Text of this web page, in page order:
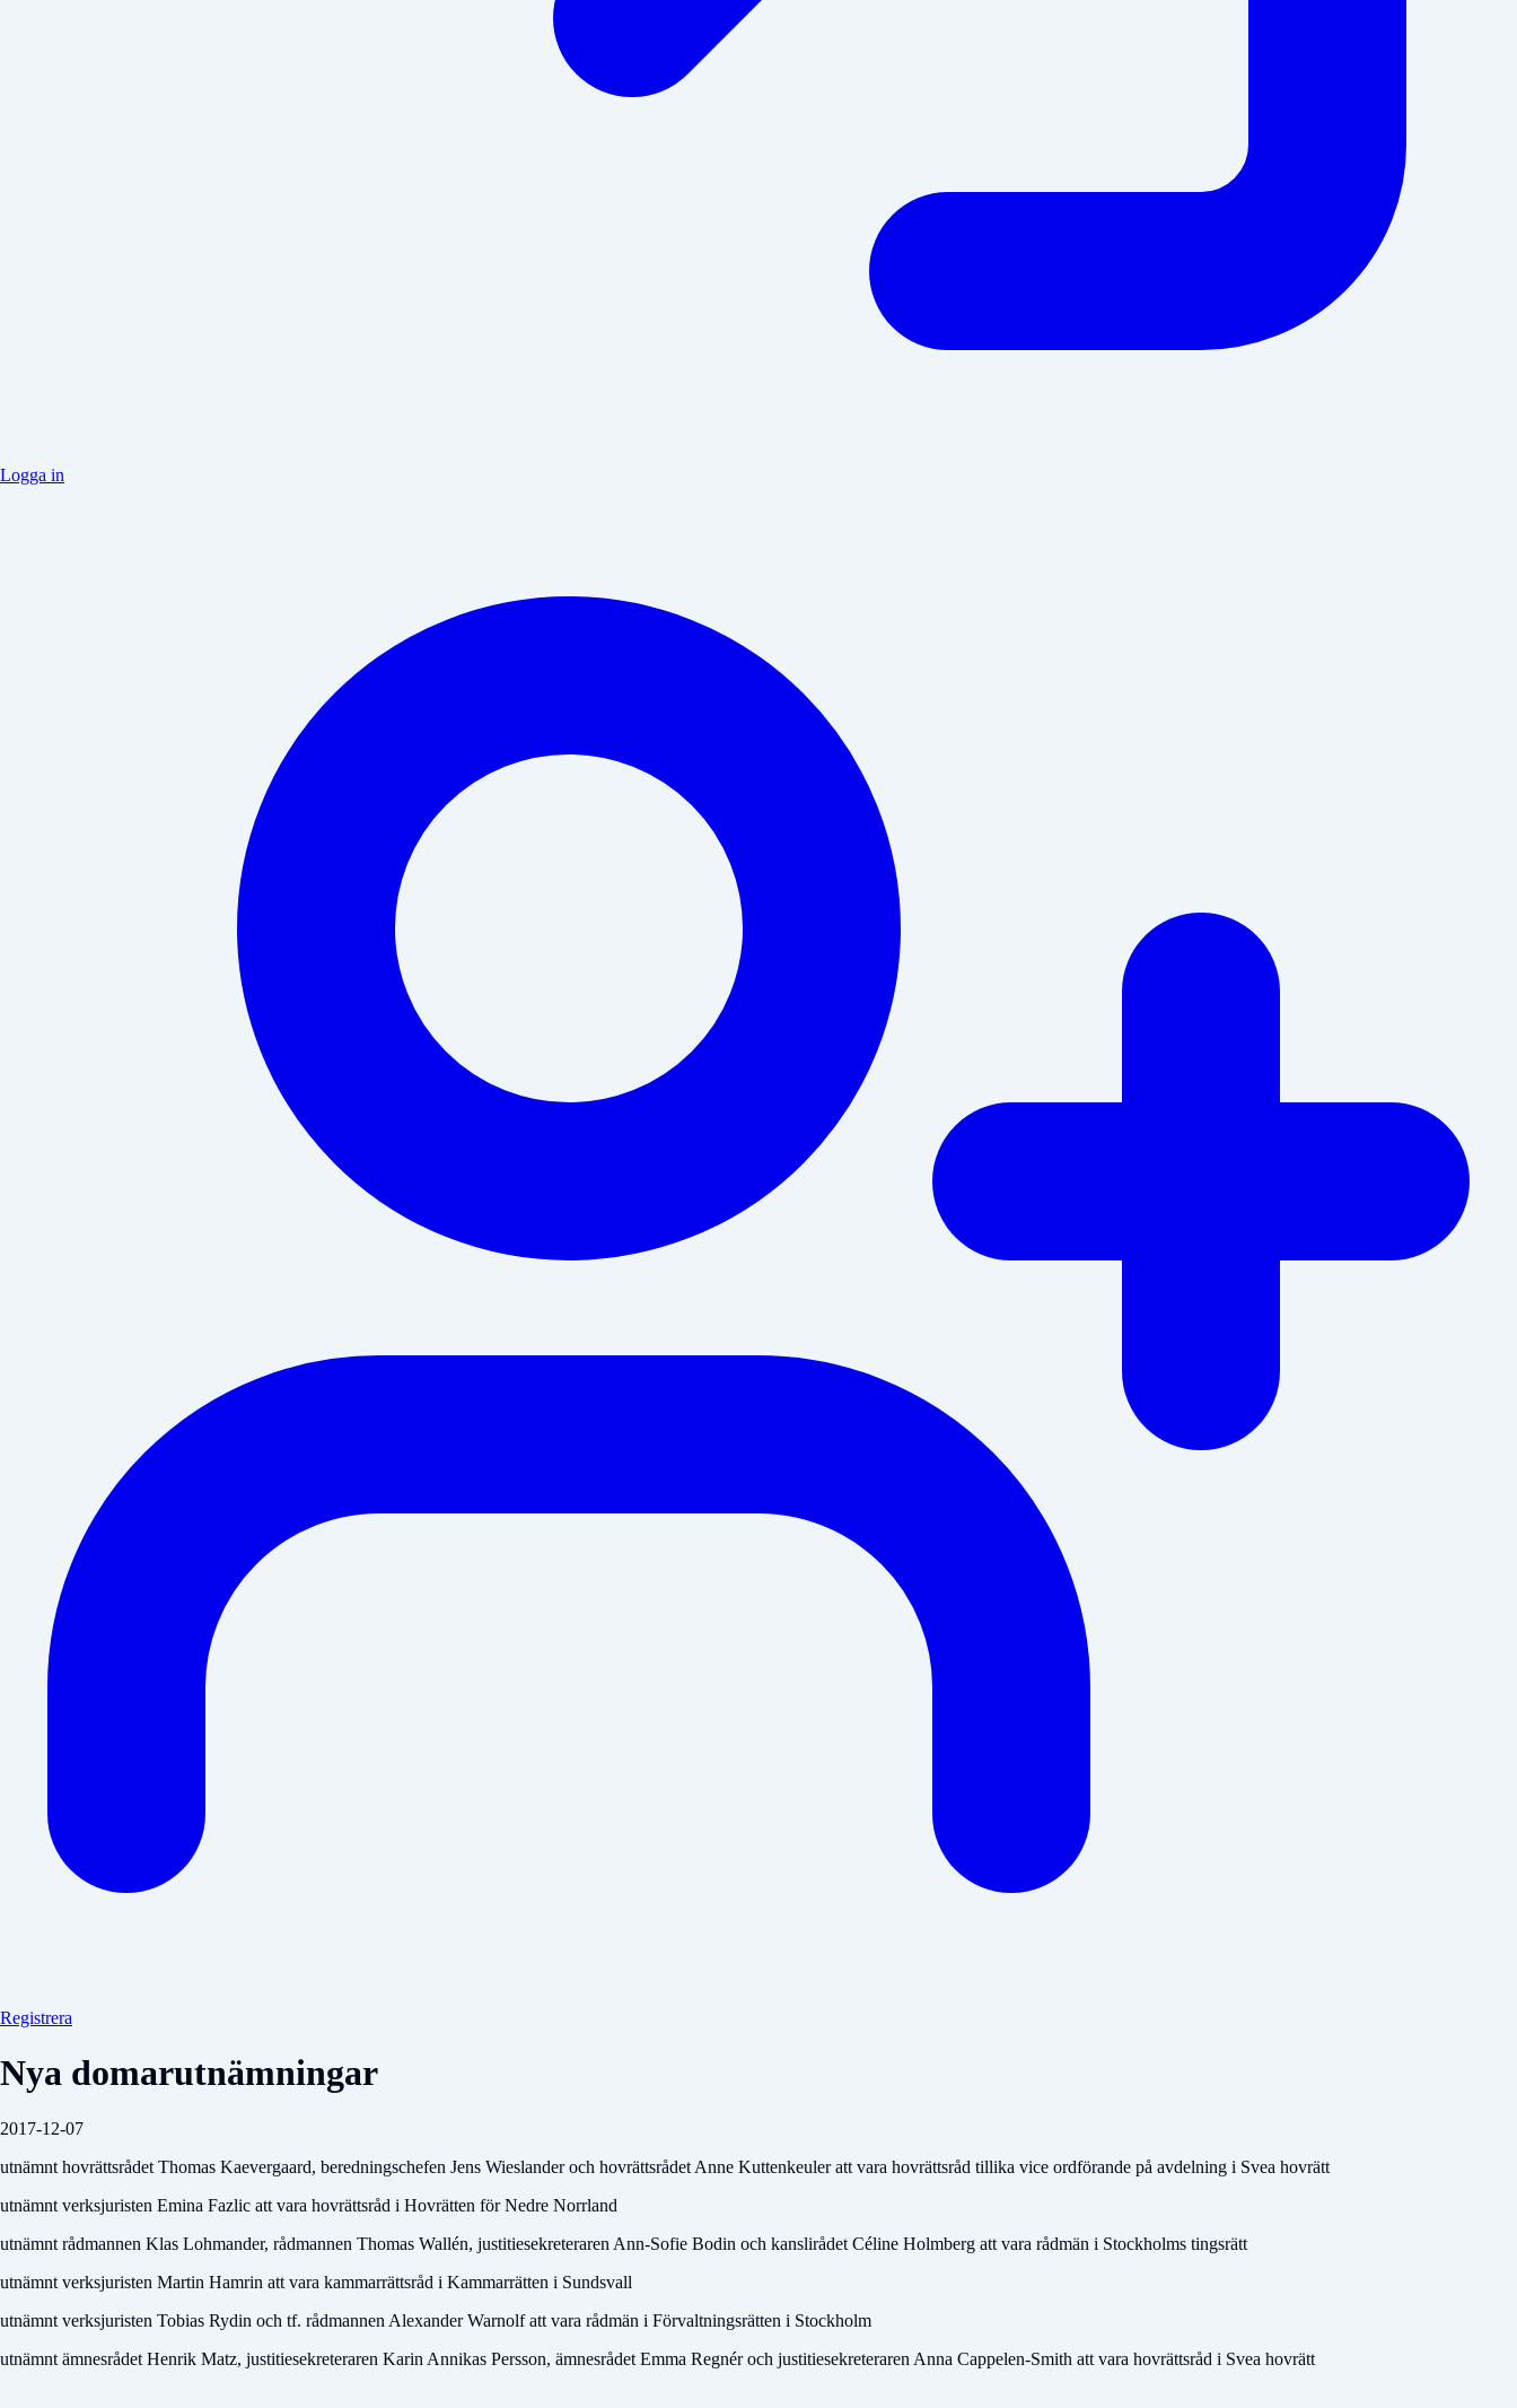
Logga in
Registrera
Nya domarutnämningar
2017-12-07
utnämnt hovrättsrådet Thomas Kaevergaard, beredningschefen Jens Wieslander och hovrättsrådet Anne Kuttenkeuler att vara hovrättsråd tillika vice ordförande på avdelning i Svea hovrätt
utnämnt verksjuristen Emina Fazlic att vara hovrättsråd i Hovrätten för Nedre Norrland
utnämnt rådmannen Klas Lohmander, rådmannen Thomas Wallén, justitiesekreteraren Ann-Sofie Bodin och kanslirådet Céline Holmberg att vara rådmän i Stockholms tingsrätt
utnämnt verksjuristen Martin Hamrin att vara kammarrättsråd i Kammarrätten i Sundsvall
utnämnt verksjuristen Tobias Rydin och tf. rådmannen Alexander Warnolf att vara rådmän i Förvaltningsrätten i Stockholm
utnämnt ämnesrådet Henrik Matz, justitiesekreteraren Karin Annikas Persson, ämnesrådet Emma Regnér och justitiesekreteraren Anna Cappelen-Smith att vara hovrättsråd i Svea hovrätt